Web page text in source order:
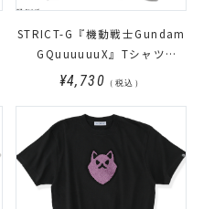
STRICT-G『機動戦士Gundam
GQuuuuuuX』Tシャツ
GQuuuuuuX フェイス
¥4,730 （税込）